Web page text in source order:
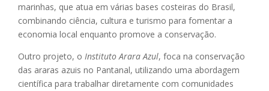
marinhas, que atua em várias bases costeiras do Brasil,
combinando ciência, cultura e turismo para fomentar a
economia local enquanto promove a conservação.
Outro projeto, o Instituto Arara Azul, foca na conservação
das araras azuis no Pantanal, utilizando uma abordagem
científica para trabalhar diretamente com comunidades